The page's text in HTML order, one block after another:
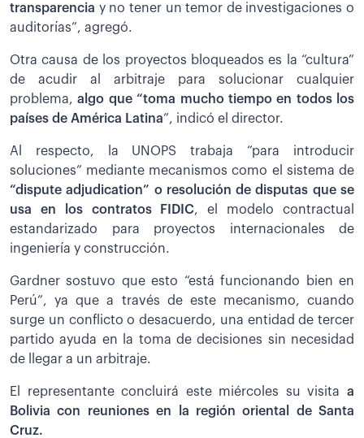
transparencia y no tener un temor de investigaciones o
auditorías”, agregó.
Otra causa de los proyectos bloqueados es la “cultura”
de acudir al arbitraje para solucionar cualquier
problema, algo que “toma mucho tiempo en todos los
países de América Latina”, indicó el director.
Al respecto, la UNOPS trabaja “para introducir
soluciones” mediante mecanismos como el sistema de
“dispute adjudication” o resolución de disputas que se
usa en los contratos FIDIC, el modelo contractual
estandarizado para proyectos internacionales de
ingeniería y construcción.
Gardner sostuvo que esto “está funcionando bien en
Perú”, ya que a través de este mecanismo, cuando
surge un conflicto o desacuerdo, una entidad de tercer
partido ayuda en la toma de decisiones sin necesidad
de llegar a un arbitraje.
El representante concluirá este miércoles su visita a
Bolivia con reuniones en la región oriental de Santa
Cruz.